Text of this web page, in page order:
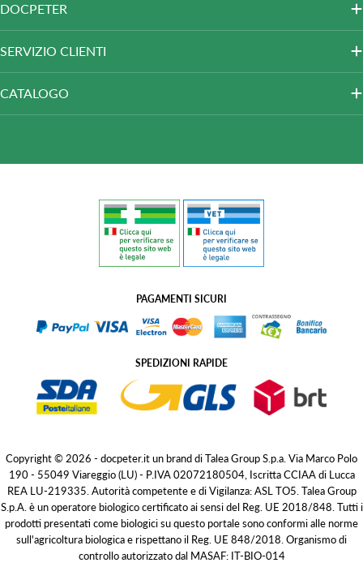
DOCPETER
SERVIZIO CLIENTI
CATALOGO
PAGAMENTI SICURI
SPEDIZIONI RAPIDE
Copyright © 2026 - docpeter.it un brand di Talea Group S.p.a. Via Marco Polo
190 - 55049 Viareggio (LU) - P.IVA 02072180504, Iscritta CCIAA di Lucca
REA LU-219335. Autorità competente e di Vigilanza: ASL TO5. Talea Group
S.p.A. è un operatore biologico certificato ai sensi del Reg. UE 2018/848. Tutti i
prodotti presentati come biologici su questo portale sono conformi alle norme
sull'agricoltura biologica e rispettano il Reg. UE 848/2018. Organismo di
controllo autorizzato dal MASAF: IT-BIO-014